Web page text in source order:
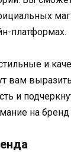
платформах.
и
вам
и
на